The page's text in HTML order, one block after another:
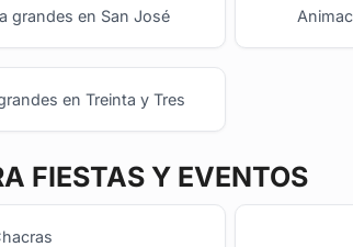
grandes en San José
en Treinta y Tres
FIESTAS Y EVENTOS